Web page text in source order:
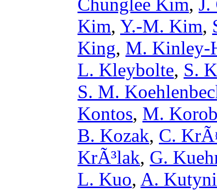
Kim, Y.-M. Kim,
King, M. Kinley-
L. Kleybolte, S.
S. M.
Kontos, M.
B. Kozak, C.
KrÃ³lak, G.
L. Kuo, A.